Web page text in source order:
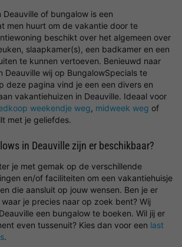
Deauville of bungalow is een
men huurt om de vakantie door te
beschikt over het algemeen over
slaapkamer(s), een badkamer en een
te kunnen vertoeven. Benieuwd naar
Deauville wij op BungalowSpecials te
deze pagina vind je een een divers en
vakantiehuizen in Deauville. Ideaal voor
weekendje weg, midweek weg of
met je geliefdes.
in Deauville zijn er beschikbaar?
je met gemak op de verschillende
en/of faciliteiten om een vakantiehuisje
die aansluit op jouw wensen. Ben je er
je precies naar op zoek bent? Wij
een bungalow te boeken. Wil jij er
even tussenuit? Kies dan voor een last
.